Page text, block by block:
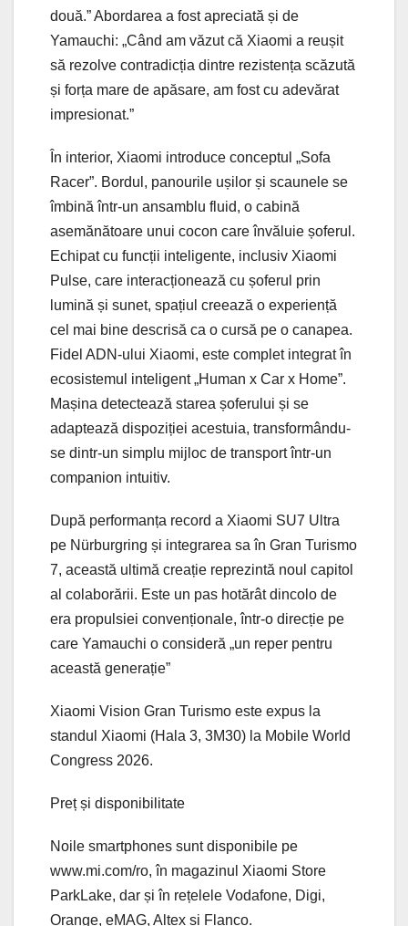
două.” Abordarea a fost apreciată și de
Yamauchi: „Când am văzut că Xiaomi a reușit
să rezolve contradicția dintre rezistența scăzută
și forța mare de apăsare, am fost cu adevărat
impresionat.”
În interior, Xiaomi introduce conceptul „Sofa
Racer”. Bordul, panourile ușilor și scaunele se
îmbină într-un ansamblu fluid, o cabină
asemănătoare unui cocon care învăluie șoferul.
Echipat cu funcții inteligente, inclusiv Xiaomi
Pulse, care interacționează cu șoferul prin
lumină și sunet, spațiul creează o experiență
cel mai bine descrisă ca o cursă pe o canapea.
Fidel ADN-ului Xiaomi, este complet integrat în
ecosistemul inteligent „Human x Car x Home”.
Mașina detectează starea șoferului și se
adaptează dispoziției acestuia, transformându-
se dintr-un simplu mijloc de transport într-un
companion intuitiv.
După performanța record a Xiaomi SU7 Ultra
pe Nürburgring și integrarea sa în Gran Turismo
7, această ultimă creație reprezintă noul capitol
al colaborării. Este un pas hotărât dincolo de
era propulsiei convenționale, într-o direcție pe
care Yamauchi o consideră „un reper pentru
această generație”
Xiaomi Vision Gran Turismo este expus la
standul Xiaomi (Hala 3, 3M30) la Mobile World
Congress 2026.
Preț și disponibilitate
Noile smartphones sunt disponibile pe
www.mi.com/ro, în magazinul Xiaomi Store
ParkLake, dar și în rețelele Vodafone, Digi,
Orange, eMAG, Altex și Flanco.